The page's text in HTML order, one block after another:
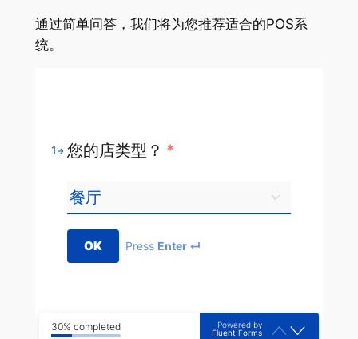
通过简单问答，我们将为您推荐适合的POS系
统。
1 您的店类型？ *
OK Press Enter ↵
30% completed
Powered by
Fluent Forms